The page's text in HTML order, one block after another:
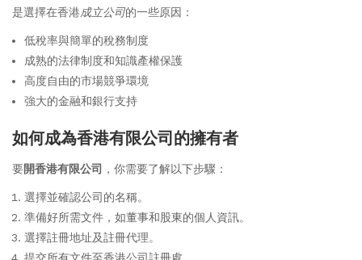
是選擇在香港成立公司的一些原因：
低稅率與簡單的稅務制度
成熟的法律制度和知識產權保護
高度自由的市場競爭環境
強大的金融和銀行支持
如何成為香港有限公司的擁有者
要開香港有限公司 ，你需要了解以下步驟：
選擇並確認公司的名稱。
準備好所需文件，如董事和股東的個人資訊。
選擇註冊地址及註冊代理。